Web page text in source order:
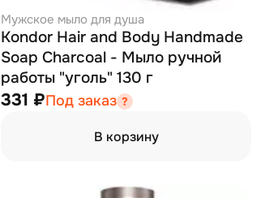
Мужское мыло для душа
Kondor Hair and Body Handmade
Soap Charcoal - Мыло ручной
работы "уголь" 130 г
331 ₽Под заказ
В корзину